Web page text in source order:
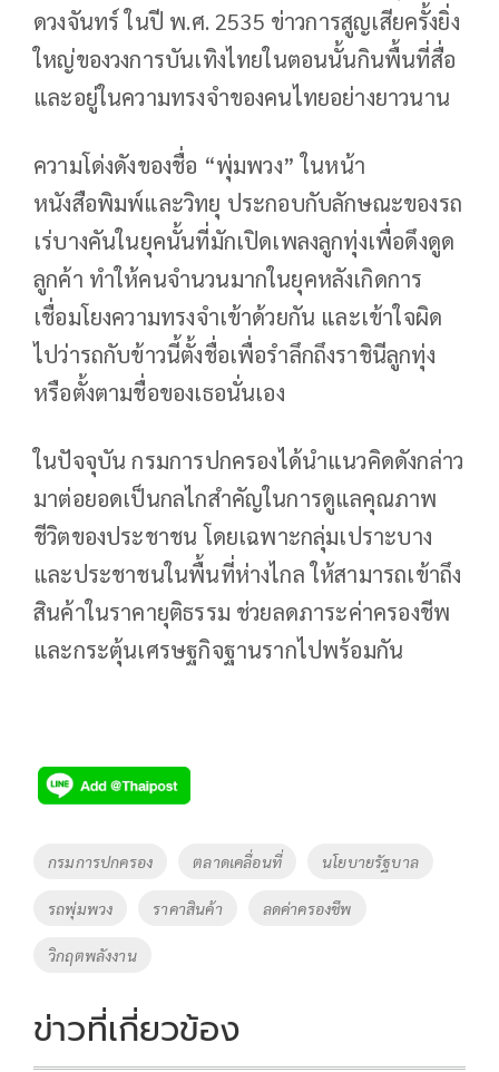
ดวงจันทร์ ในปี พ.ศ. 2535 ข่าวการสูญเสียครั้งยิ่ง
ใหญ่ของวงการบันเทิงไทยในตอนนั้นกินพื้นที่สื่อ
และอยู่ในความทรงจำของคนไทยอย่างยาวนาน
ความโด่งดังของชื่อ “พุ่มพวง” ในหน้า
หนังสือพิมพ์และวิทยุ ประกอบกับลักษณะของรถ
เร่บางคันในยุคนั้นที่มักเปิดเพลงลูกทุ่งเพื่อดึงดูด
ลูกค้า ทำให้คนจำนวนมากในยุคหลังเกิดการ
เชื่อมโยงความทรงจำเข้าด้วยกัน และเข้าใจผิด
ไปว่ารถกับข้าวนี้ตั้งชื่อเพื่อรำลึกถึงราชินีลูกทุ่ง
หรือตั้งตามชื่อของเธอนั่นเอง
ในปัจจุบัน กรมการปกครองได้นำแนวคิดดังกล่าว
มาต่อยอดเป็นกลไกสำคัญในการดูแลคุณภาพ
ชีวิตของประชาชน โดยเฉพาะกลุ่มเปราะบาง
และประชาชนในพื้นที่ห่างไกล ให้สามารถเข้าถึง
สินค้าในราคายุติธรรม ช่วยลดภาระค่าครองชีพ
และกระตุ้นเศรษฐกิจฐานรากไปพร้อมกัน
Tags
กรมการปกครอง ตลาดเคลื่อนที่ นโยบายรัฐบาล
รถพุ่มพวง ราคาสินค้า ลดค่าครองชีพ
วิกฤตพลังงาน
ข่าวที่เกี่ยวข้อง